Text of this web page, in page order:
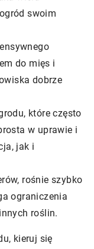
swoim
do mięs i
dobrze
które często
w uprawie i
jak i
rośnie szybko
ograniczenia
roślin.
kieruj się